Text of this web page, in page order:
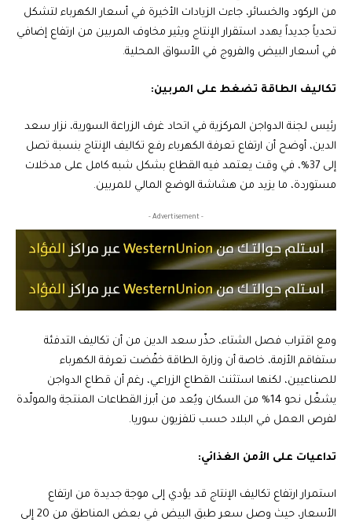
من الركود والخسائر، جاءت الزيادات الأخيرة في أسعار الكهرباء لتشكل
تحدياً جديداً يهدد استقرار الإنتاج ويثير مخاوف المربين من ارتفاع إضافي
في أسعار البيض والفروج في الأسواق المحلية.
تكاليف الطاقة تضغط على المربين:
رئيس لجنة الدواجن المركزية في اتحاد غرف الزراعة السورية، نزار سعد
الدين، أوضح أن ارتفاع تعرفة الكهرباء رفع تكاليف الإنتاج بنسبة تصل
إلى 37%، في وقت يعتمد فيه القطاع بشكل شبه كامل على مدخلات
مستوردة، ما يزيد من هشاشة الوضع المالي للمربين.
- Advertisement -
ومع اقتراب فصل الشتاء، حذّر سعد الدين من أن تكاليف التدفئة
ستفاقم الأزمة، خاصة أن وزارة الطاقة خفّضت تعرفة الكهرباء
للصناعيين، لكنها استثنت القطاع الزراعي، رغم أن قطاع الدواجن
يشغّل نحو 14% من السكان ويُعد من أبرز القطاعات المنتجة والمولّدة
لفرص العمل في البلاد حسب تلفزيون سوريا.
تداعيات على الأمن الغذائي:
استمرار ارتفاع تكاليف الإنتاج قد يؤدي إلى موجة جديدة من ارتفاع
الأسعار، حيث وصل سعر طبق البيض في بعض المناطق من 20 إلى